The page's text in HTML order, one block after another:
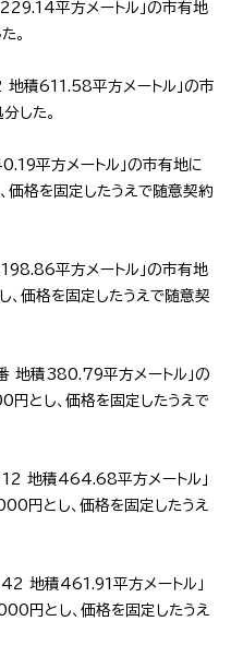
平方メートル」の市有地
。
地積611.58平方メートル」の市
した。
平方メートル」の市有地に
格を固定したうえで随意契約
平方メートル」の市有地
価格を固定したうえで随意契
地積380.79平方メートル」の
とし、価格を固定したうえで
地積464.68平方メートル」
円とし、価格を固定したうえ
地積461.91平方メートル」
円とし、価格を固定したうえ